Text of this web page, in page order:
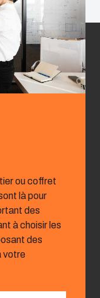
ou coffret
là pour
des
à choisir les
des
votre